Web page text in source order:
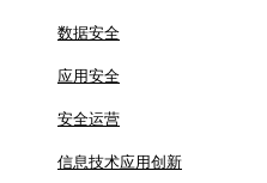
数据安全
应用安全
安全运营
信息技术应用创新